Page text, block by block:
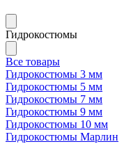
Гидрокостюмы
Все товары
Гидрокостюмы 3 мм
Гидрокостюмы 5 мм
Гидрокостюмы 7 мм
Гидрокостюмы 9 мм
Гидрокостюмы 10 мм
Гидрокостюмы Марлин